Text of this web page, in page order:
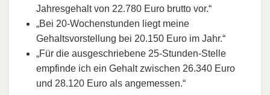
Jahresgehalt von 22.780 Euro brutto vor.“
„Bei 20-Wochenstunden liegt meine
Gehaltsvorstellung bei 20.150 Euro im Jahr.“
„Für die ausgeschriebene 25-Stunden-Stelle
empfinde ich ein Gehalt zwischen 26.340 Euro
und 28.120 Euro als angemessen.“